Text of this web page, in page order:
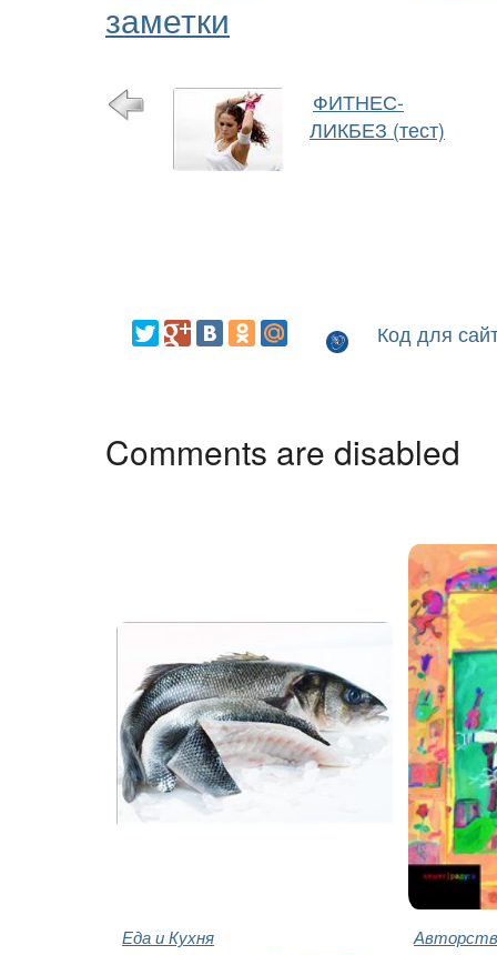
заметки
ФИТНЕС-
ЛИКБЕЗ (тест)
Код для
Comments are disabled
Еда и Кухня